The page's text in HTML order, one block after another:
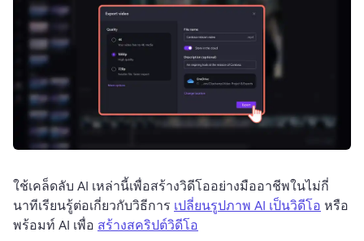
ใช้เคล็ดลับ AI เหล่านี้เพื่อสร้างวิดีโออย่างมืออาชีพในไม่กี่
นาทีเรียนรู้ต่อเกี่ยวกับวิธีการ เปลี่ยนรูปภาพ AI เป็นวิดีโอ หรือ
พร้อมท์ AI เพื่อ สร้างสคริปต์วิดีโอ